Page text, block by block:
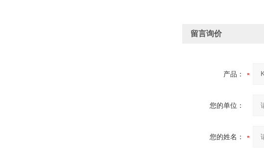
留言询价
产品：
您的单位：
您的姓名：